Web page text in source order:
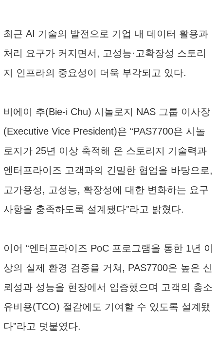
최근 AI 기술의 발전으로 기업 내 데이터 활용과
처리 요구가 커지면서, 고성능·고확장성 스토리
지 인프라의 중요성이 더욱 부각되고 있다.
비에이 추(Bie-i Chu) 시놀로지 NAS 그룹 이사장
(Executive Vice President)은 “PAS7700은 시놀
로지가 25년 이상 축적해 온 스토리지 기술력과
엔터프라이즈 고객과의 긴밀한 협업을 바탕으로,
고가용성, 고성능, 확장성에 대한 변화하는 요구
사항을 충족하도록 설계됐다”라고 밝혔다.
이어 “엔터프라이즈 PoC 프로그램을 통한 1년 이
상의 실제 환경 검증을 거쳐, PAS7700은 높은 신
뢰성과 성능을 현장에서 입증했으며 고객의 총소
유비용(TCO) 절감에도 기여할 수 있도록 설계됐
다”라고 덧붙였다.